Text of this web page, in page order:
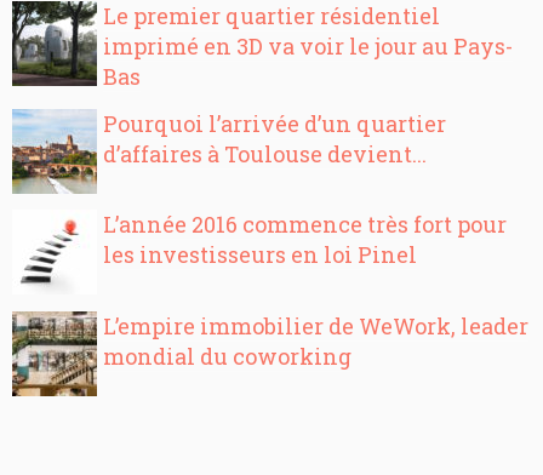
Le premier quartier résidentiel
imprimé en 3D va voir le jour au Pays-
Bas
Pourquoi l’arrivée d’un quartier
d’affaires à Toulouse devient...
L’année 2016 commence très fort pour
les investisseurs en loi Pinel
L’empire immobilier de WeWork, leader
mondial du coworking